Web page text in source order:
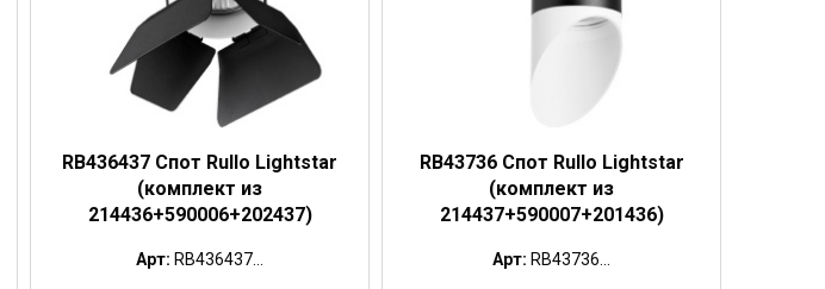
RB436437 Спот Rullo Lightstar
(комплект из
214436+590006+202437)
Арт: RB436437...
RB43736 Спот Rullo Lightstar
(комплект из
214437+590007+201436)
Арт: RB43736...